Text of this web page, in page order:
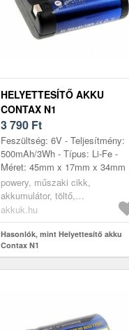
HELYETTESÍTŐ AKKU
CONTAX N1
3 790 Ft
Feszültség: 6V - Teljesítmény:
500mAh/3Wh - Típus: Li-Fe -
Méret: 45mm x 17mm x 34mm
powery, műszaki cikk,
akkumulátor, töltő,
digitáliskamera akkumulátor
akkuk.hu
Hasonlók, mint Helyettesítő akku
Contax N1